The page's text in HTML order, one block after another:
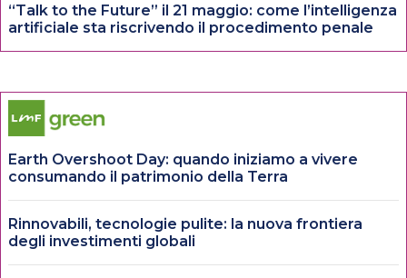
“Talk to the Future” il 21 maggio: come l’intelligenza
artificiale sta riscrivendo il procedimento penale
Earth Overshoot Day: quando iniziamo a vivere
consumando il patrimonio della Terra
Rinnovabili, tecnologie pulite: la nuova frontiera
degli investimenti globali